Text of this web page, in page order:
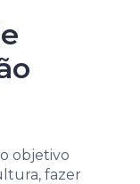
objetivo
fazer